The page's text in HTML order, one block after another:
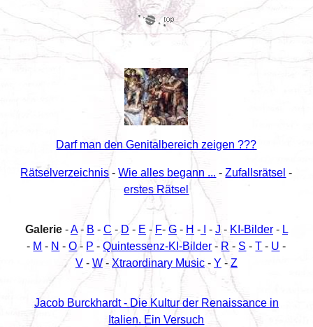
Darf man den Genitalbereich zeigen ???
Rätselverzeichnis -Wie alles begann ... -Zufallsrätsel -
erstes Rätsel
Galerie-A- B - C - D - E - F- G- H -I - J - KI-Bilder- L
- M - N -O - P -Quintessenz-KI-Bilder - R - S -T - U -
V- W- Xtraordinary Music- Y - Z
Jacob Burckhardt - Die Kultur der Renaissance in
Italien. Ein Versuch